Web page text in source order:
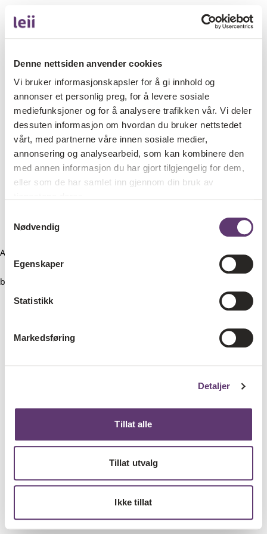
Denne nettsiden anvender cookies
Vi bruker informasjonskapsler for å gi innhold og
annonser et personlig preg, for å levere sosiale
mediefunksjoner og for å analysere trafikken vår. Vi deler
dessuten informasjon om hvordan du bruker nettstedet
vårt, med partnerne våre innen sosiale medier,
annonsering og analysearbeid, som kan kombinere den
med annen informasjon du har gjort tilgjengelig for dem,
eller som de har samlet inn gjennom din bruk av
Nødvendig
Egenskaper
Statistikk
Markedsføring
Detaljer
Tillat alle
Tillat utvalg
Ikke tillat
Application error: a client-side exception has occurred (see the
browser console for more information)